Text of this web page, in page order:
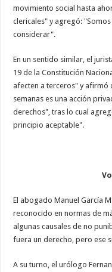
movimiento social hasta
clericales" y agregó:
considerar".
En un sentido similar, el
19 de la Constitución
afecten a terceros" y afirmó
semanas es una acción
derechos", tras lo cual
principio aceptable".
El abogado Manuel García
reconocido en normas de
algunas causales de no
fuera un derecho, pero ese
A su turno, el urólogo